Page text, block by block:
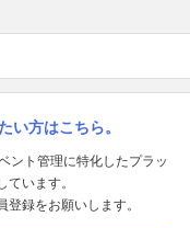
い方はこちら。
ント管理に特化したプラッ
います。
録をお願いします。